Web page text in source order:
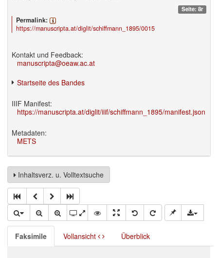
Seite: 8r
Permalink:
https://manuscripta.at/diglit/schiffmann_1895/0015
Kontakt und Feedback:
manuscripta@oeaw.ac.at
Startseite des Bandes
IIIF Manifest:
https://manuscripta.at/diglit/iiif/schiffmann_1895/manifest.json
Metadaten:
METS
Inhaltsverz. u. Volltextsuche
Faksimile Vollansicht Überblick